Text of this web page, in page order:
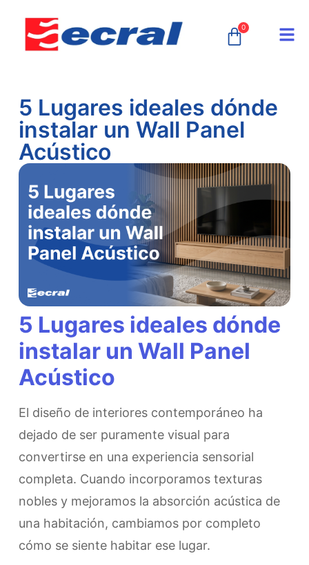
0
5 Lugares ideales dónde
instalar un Wall Panel
Acústico
5 Lugares ideales dónde
instalar un Wall Panel
Acústico
​El diseño de interiores contemporáneo ha
dejado de ser puramente visual para
convertirse en una experiencia sensorial
completa. Cuando incorporamos texturas
nobles y mejoramos la absorción acústica de
una habitación, cambiamos por completo
cómo se siente habitar ese lugar.